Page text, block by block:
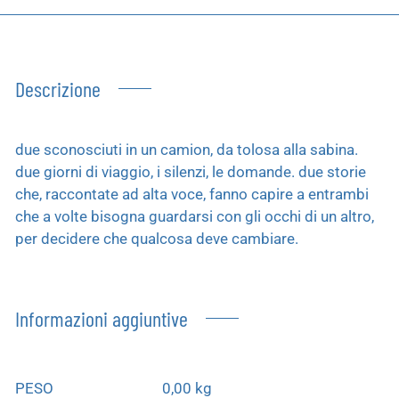
Descrizione
due sconosciuti in un camion, da tolosa alla sabina.
due giorni di viaggio, i silenzi, le domande. due storie
che, raccontate ad alta voce, fanno capire a entrambi
che a volte bisogna guardarsi con gli occhi di un altro,
per decidere che qualcosa deve cambiare.
Informazioni aggiuntive
PESO 0,00 kg